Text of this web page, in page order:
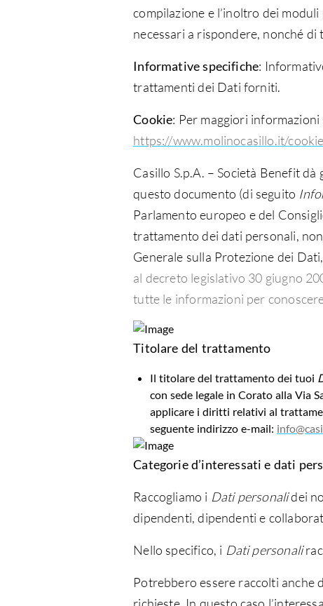
compilazione e l’inoltro dei
necessari a rispondere, nonché
Informative specifiche:
trattamenti dei Dati forniti.
Cookie: Per maggiori
https://www.molinocasillo.it/
Casillo S.p.A. – Società Benefit
questo documento (di seguito
Parlamento europeo e del
trattamento dei dati personali,
Generale sulla Protezione dei
al decreto legislativo 30 giugno
tutte le informazioni per
Titolare del trattamento
Il titolare del trattamento dei tuoi
con sede legale in Corato alla Via
applicare i diritti relativi al
seguente indirizzo e-mail:
Categorie d’interessati e dati
Raccogliamo i Dati personalidei
dipendenti, dipendenti e
Nello specifico, i Dati personali
Potrebbero essere raccolti anche